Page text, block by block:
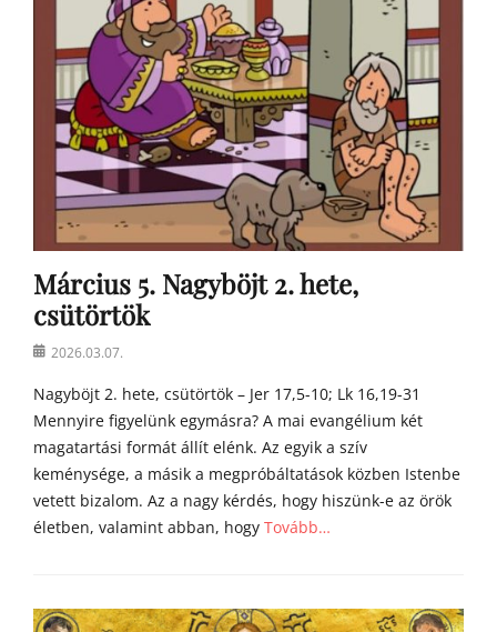
m
í
i
á
Március 5. Nagyböjt 2. hete,
csütörtök
Posted2026.03.07.
Nagyböjt 2. hete, csütörtök – Jer 17,5-10; Lk 16,19-31
Mennyire figyelünk egymásra? A mai evangélium két
magatartási formát állít elénk. Az egyik a szív
keménysége, a másik a megpróbáltatások közben Istenbe
vetett bizalom. Az a nagy kérdés, hogy hiszünk-e az örök
életben, valamint abban, hogy Tovább…
g